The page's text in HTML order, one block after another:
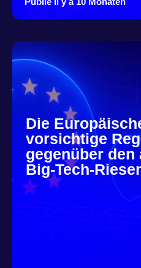
Die
vorsichtige
gegenüber
Big-Tech-